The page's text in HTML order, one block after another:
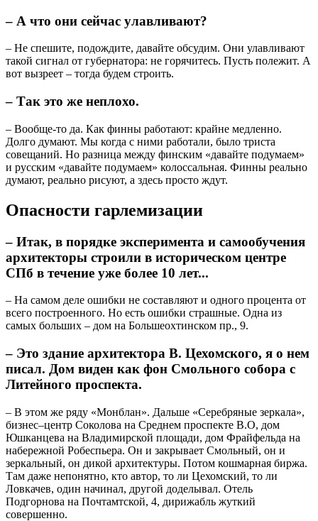
– А что они сейчас улавливают?
– Не спешите, подождите, давайте обсудим. Они улавливают
такой сигнал от губернатора: не горячитесь. Пусть полежит. А
вот вызреет – тогда будем строить.
– Так это же неплохо.
– Вообще-то да. Как финны работают: крайне медленно.
Долго думают. Мы когда с ними работали, было триста
совещаний. Но разница между финским «давайте подумаем»
и русским «давайте подумаем» колоссальная. Финны реально
думают, реально рисуют, а здесь просто ждут.
Опасности гарлемизации
– Итак, в порядке эксперимента и самообучения
архитекторы строили в историческом центре
СПб в течение уже более 10 лет...
– На самом деле ошибки не составляют и одного процента от
всего построенного. Но есть ошибки страшные. Одна из
самых больших – дом на Большеохтинском пр., 9.
– Это здание архитектора В. Цехомского, я о нем
писал. Дом виден как фон Смольного собора с
Литейного проспекта.
– В этом же ряду «Монблан». Дальше «Серебряные зеркала»,
бизнес–центр Соколова на Среднем проспекте В.О, дом
Юшканцева на Владимирской площади, дом Фрайфельда на
набережной Робеспьера. Он и закрывает Смольный, он и
зеркальный, он дикой архитектуры. Потом кошмарная биржа.
Там даже непонятно, кто автор, то ли Цехомский, то ли
Ловкачев, один начинал, другой доделывал. Отель
Подгорнова на Почтамтской, 4, дирижабль жуткий
совершенно.